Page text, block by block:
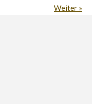
Weiter »